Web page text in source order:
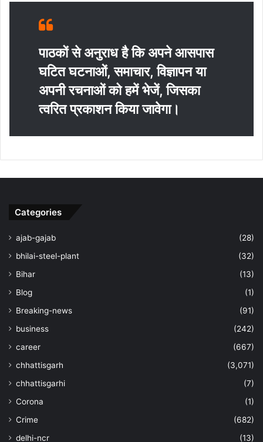
पाठकों से अनुराध है कि अपने आसपास
घटित घटनाओं, समाचार, विज्ञापन या
अपनी रचनाओं को हमें भेजें, जिसका
त्‍वरित प्रकाशन किया जावेगा।
Categories
ajab-gajab
(28)
bhilai-steel-plant
(32)
Bihar
(13)
Blog
(1)
Breaking-news
(91)
business
(242)
career
(667)
chhattisgarh
(3,071)
chhattisgarhi
(7)
Corona
(1)
Crime
(682)
delhi-ncr
(13)